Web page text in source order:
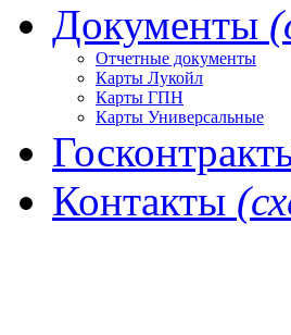
Документы
Отчетные документы
Карты Лукойл
Карты ГПН
Карты Универсальные
Контакты